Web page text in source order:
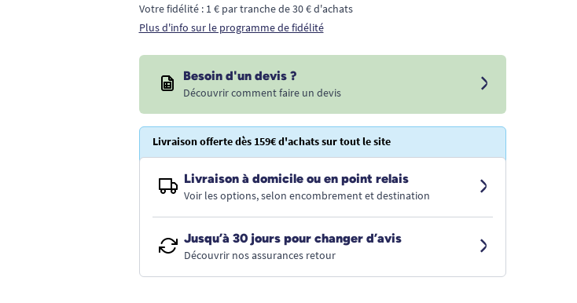
Votre fidélité : 1 € par tranche de 30 € d'achats
Plus d'info sur le programme de fidélité
Besoin d'un devis ?
Découvrir comment faire un devis
Livraison offerte dès 159€ d'achats sur tout le site
Livraison à domicile ou en point relais
Voir les options, selon encombrement et destination
Jusqu’à 30 jours pour changer d’avis
Découvrir nos assurances retour